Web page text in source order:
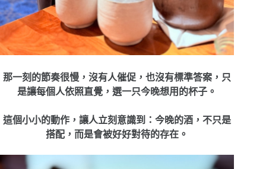
那一刻的節奏很慢，沒有人催促，也沒有標準答案，只
是讓每個人依照直覺，選一只今晚想用的杯子。
這個小小的動作，讓人立刻意識到：今晚的酒，不只是
搭配，而是會被好好對待的存在。